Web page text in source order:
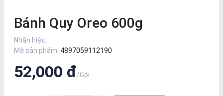
Bánh Quy Oreo 600g
Nhãn hiệu:
Mã sản phẩm: 4897059112190
52,000 đ/Gói